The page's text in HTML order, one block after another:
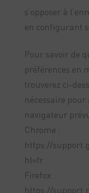
s’opposer à
en configurant
Pour savoir de
préférences en
trouverez ci-
nécessaire
navigateur
Chrome :
https://
hl=fr
Firefox :
https://